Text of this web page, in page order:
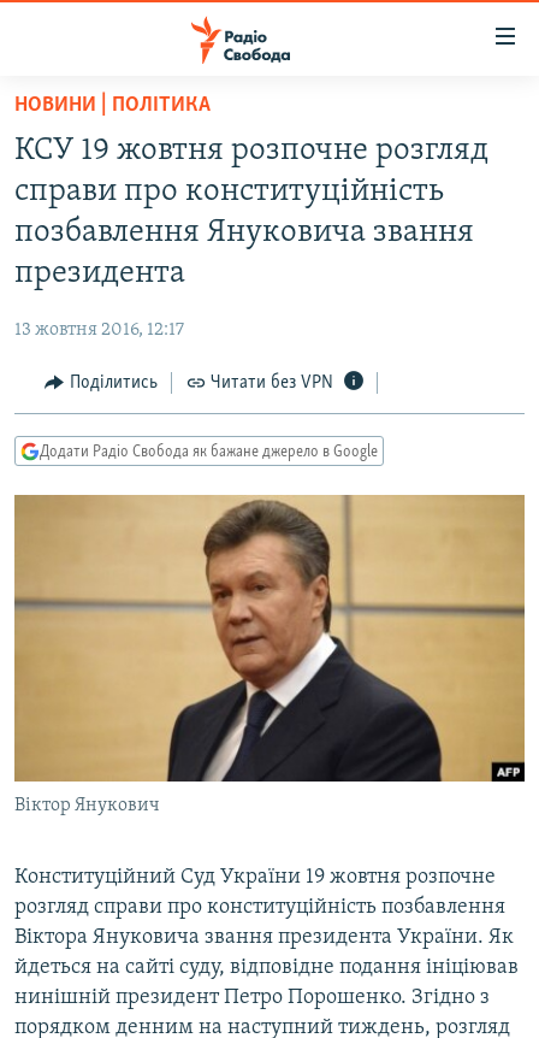
Перейти
основного
матеріалу
Перейти
до
основної
Перейти
пошуку
СТАТТІ
КУЛЬТУРА
СПОРТ
ДОНБАС.РЕАЛІЇ
КРИМ.РЕАЛІЇ
ТИ ЯК?
ФОТО
РУС
КТАТ
ДОЛУЧАЙСЯ!
НОВИНИ | ПОЛІТИКА
КСУ 19 жовтня розпочне розгляд
справи про конституційність
позбавлення Януковича звання
президента
13 жовтня 2016, 12:17
Поділитись Читати без VPN
Додати Радіо Свобода як бажане джерело в Google
Віктор Янукович
Конституційний Суд України 19 жовтня розпочне
розгляд справи про конституційність позбавлення
Віктора Януковича звання президента України. Як
йдеться на сайті суду, відповідне подання ініціював
нинішній президент Петро Порошенко. Згідно з
порядком денним на наступний тиждень, розгляд